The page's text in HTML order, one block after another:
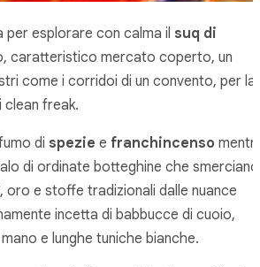
per esplorare con calma il suq di
caratteristico mercato coperto, un
come i corridoi di un convento, per la
clean freak.
di spezie e franchincenso
di ordinate botteghine che smerciano
oro e stoffe tradizionali dalle nuance
incetta di babbucce di cuoio,
e lunghe tuniche bianche.